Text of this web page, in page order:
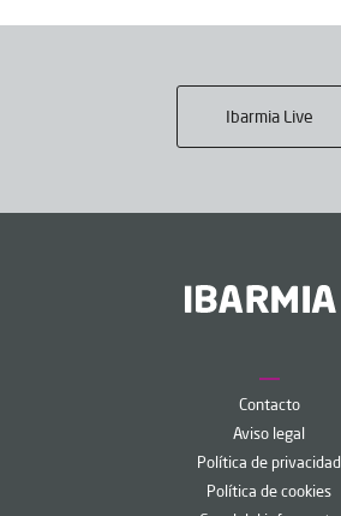
Ibarmia Live
Contacto
Aviso legal
Política de privacidad
Política de cookies